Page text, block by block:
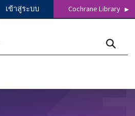
เข้าสู่ระบบ Cochrane Library